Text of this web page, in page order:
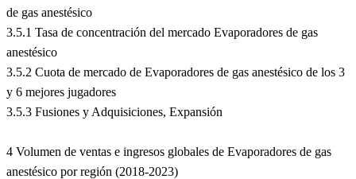
de gas anestésico
3.5.1 Tasa de concentración del mercado Evaporadores de gas
anestésico
3.5.2 Cuota de mercado de Evaporadores de gas anestésico de los 3
y 6 mejores jugadores
3.5.3 Fusiones y Adquisiciones, Expansión
4 Volumen de ventas e ingresos globales de Evaporadores de gas
anestésico por región (2018-2023)